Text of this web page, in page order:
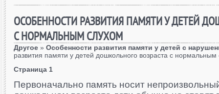
ОСОБЕННОСТИ РАЗВИТИЯ ПАМЯТИ У ДЕТЕЙ
С НОРМАЛЬНЫМ СЛУХОМ
Другое » Особенности развития памяти у детей с
развития памяти у детей дошкольного возраста с нормальным
Страница 1
Первоначально память носит